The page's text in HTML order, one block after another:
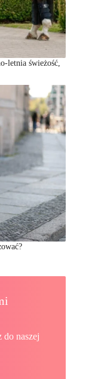
letnia świeżość,
do naszej